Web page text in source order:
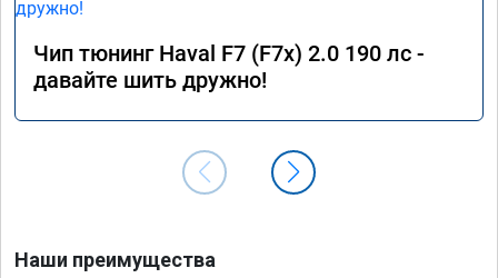
Чип тюнинг Haval F7 (F7x) 2.0 190 лс -
давайте шить дружно!
Наши преимущества